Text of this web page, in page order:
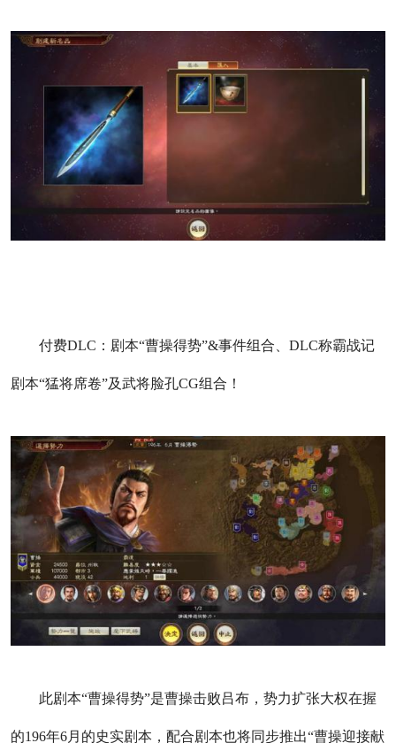
付费DLC：剧本“曹操得势”&事件组合、DLC称霸战记
剧本“猛将席卷”及武将脸孔CG组合！
此剧本“曹操得势”是曹操击败吕布，势力扩张大权在握
的196年6月的史实剧本，配合剧本也将同步推出“曹操迎接献